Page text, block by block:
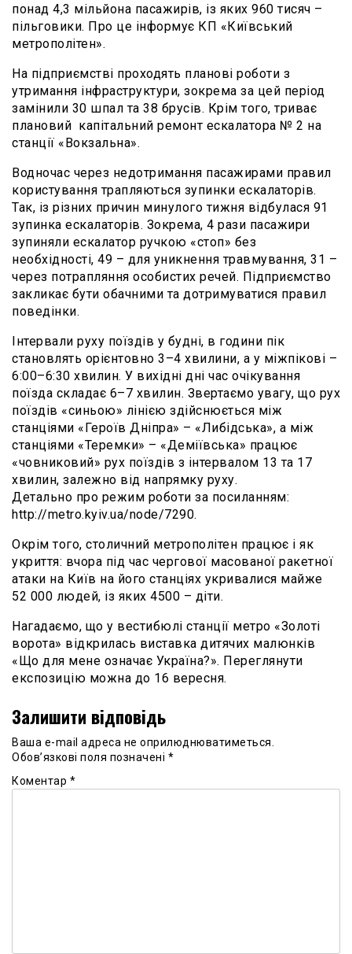
понад 4,3 мільйона пасажирів, із яких 960 тисяч –
пільговики. Про це інформує КП «Київський
метрополітен».
На підприємстві проходять планові роботи з
утримання інфраструктури, зокрема за цей період
замінили 30 шпал та 38 брусів. Крім того, триває
плановий капітальний ремонт ескалатора № 2 на
станції «Вокзальна».
Водночас через недотримання пасажирами правил
користування трапляються зупинки ескалаторів.
Так, із різних причин минулого тижня відбулася 91
зупинка ескалаторів. Зокрема, 4 рази пасажири
зупиняли ескалатор ручкою «стоп» без
необхідності, 49 – для уникнення травмування, 31 –
через потрапляння особистих речей. Підприємство
закликає бути обачними та дотримуватися правил
поведінки.
Інтервали руху поїздів у будні, в години пік
становлять орієнтовно 3–4 хвилини, а у міжпікові –
6:00–6:30 хвилин. У вихідні дні час очікування
поїзда складає 6–7 хвилин. Звертаємо увагу, що рух
поїздів «синьою» лінією здійснюється між
станціями «Героїв Дніпра» – «Либідська», а між
станціями «Теремки» – «Деміївська» працює
«човниковий» рух поїздів з інтервалом 13 та 17
хвилин, залежно від напрямку руху.
Детально про режим роботи за посиланням:
http://metro.kyiv.ua/node/7290.
Окрім того, столичний метрополітен працює і як
укриття: вчора під час чергової масованої ракетної
атаки на Київ на його станціях укривалися майже
52 000 людей, із яких 4500 – діти.
Нагадаємо, що у вестибюлі станції метро «Золоті
ворота» відкрилась виставка дитячих малюнків
«Що для мене означає Україна?». Переглянути
експозицію можна до 16 вересня.
Залишити відповідь
Ваша e-mail адреса не оприлюднюватиметься.
Обов’язкові поля позначені *
Коментар *